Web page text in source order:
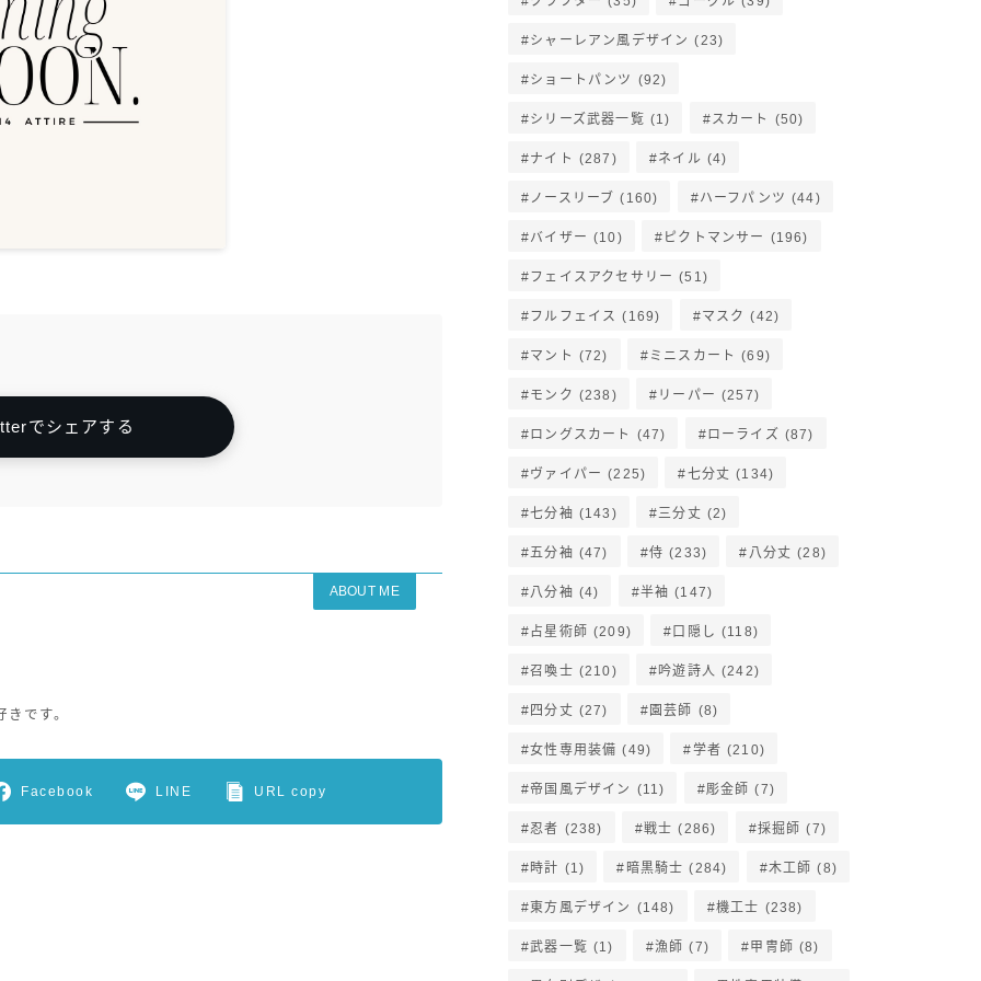
でシェアする
ABOUT ME
です。
Facebook LINE URL copy
シャーレアン風デザイン (23)
ショートパンツ (92)
シリーズ武器一覧 (1) スカート (50)
ナイト (287) ネイル (4)
ノースリーブ (160) ハーフパンツ (44)
バイザー (10) ピクトマンサー (196)
フェイスアクセサリー (51)
フルフェイス (169) マスク (42)
マント (72) ミニスカート (69)
モンク (238) リーパー (257)
ロングスカート (47) ローライズ (87)
ヴァイパー (225) 七分丈 (134)
七分袖 (143) 三分丈 (2)
五分袖 (47) 侍 (233) 八分丈 (28)
八分袖 (4) 半袖 (147)
占星術師 (209) 口隠し (118)
召喚士 (210) 吟遊詩人 (242)
四分丈 (27) 園芸師 (8)
女性専用装備 (49) 学者 (210)
帝国風デザイン (11) 彫金師 (7)
忍者 (238) 戦士 (286) 採掘師 (7)
時計 (1) 暗黒騎士 (284) 木工師 (8)
東方風デザイン (148) 機工士 (238)
武器一覧 (1) 漁師 (7) 甲冑師 (8)